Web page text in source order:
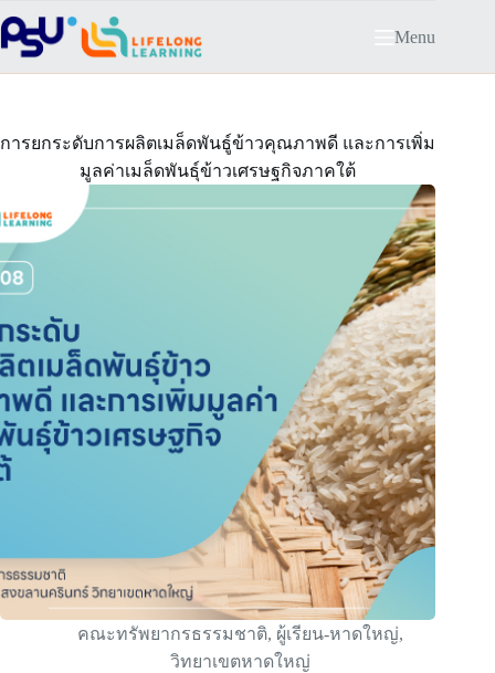
to
content
Menu
การยกระดับการผลิตเมล็ดพันธู์ข้าวคุณภาพดี และการเพิ่ม
มูลค่าเมล็ดพันธุ์ข้าวเศรษฐกิจภาคใต้
คณะทรัพยากรธรรมชาติ, ผู้เรียน-หาดใหญ่,
วิทยาเขตหาดใหญ่